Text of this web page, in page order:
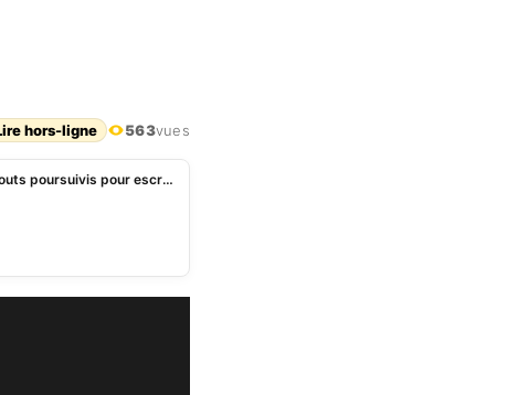
hors-ligne 563vues
Bénin – CRIET: 7 ans requis contre 2 faux marabouts poursuivis pour escroquerie